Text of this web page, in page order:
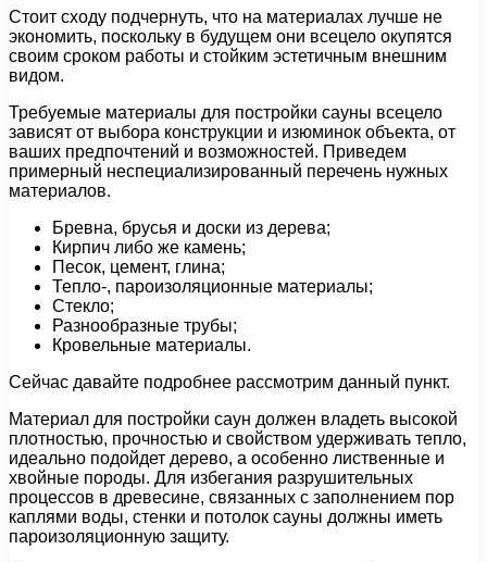
Стоит сходу подчернуть, что на материалах лучше не
экономить, поскольку в будущем они всецело окупятся
своим сроком работы и стойким эстетичным внешним
видом.
Требуемые материалы для постройки сауны всецело
зависят от выбора конструкции и изюминок объекта, от
ваших предпочтений и возможностей. Приведем
примерный неспециализированный перечень нужных
материалов.
Бревна, брусья и доски из дерева;
Кирпич либо же камень;
Песок, цемент, глина;
Тепло-, пароизоляционные материалы;
Стекло;
Разнообразные трубы;
Кровельные материалы.
Сейчас давайте подробнее рассмотрим данный пункт.
Материал для постройки саун должен владеть высокой
плотностью, прочностью и свойством удерживать тепло,
идеально подойдет дерево, а особенно лиственные и
хвойные породы. Для избегания разрушительных
процессов в древесине, связанных с заполнением пор
каплями воды, стенки и потолок сауны должны иметь
пароизоляционную защиту.